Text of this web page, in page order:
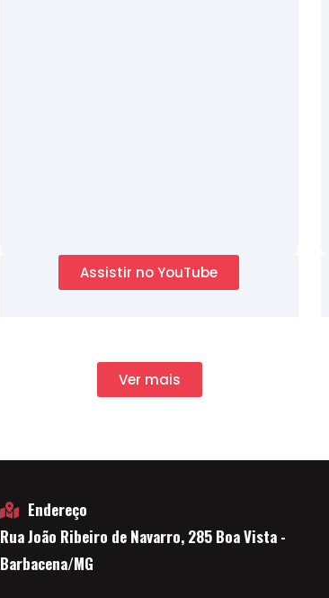
Assistir no YouTube
Ver mais
Endereço
Rua João Ribeiro de Navarro, 285 Boa Vista -
Barbacena/MG